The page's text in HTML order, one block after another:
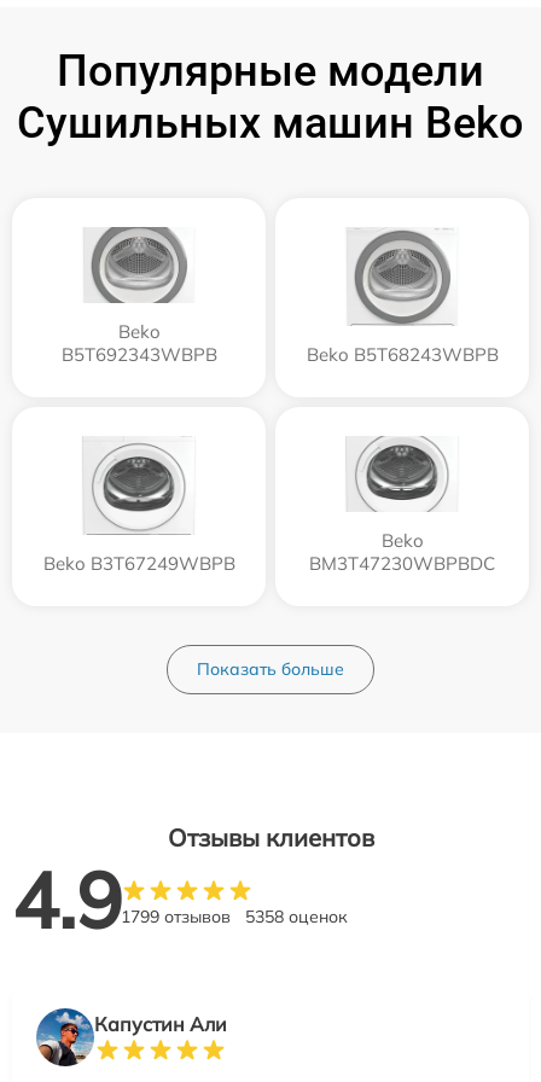
Популярные модели
Сушильных машин Beko
Beko
B5T692343WBPB
Beko B5T68243WBPB
Beko B3T67249WBPB
Beko
BM3T47230WBPBDC
Показать больше
Отзывы клиентов
4.91799 отзывов 5358 оценок
Капустин Али